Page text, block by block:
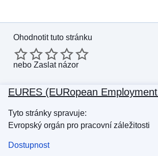
Ohodnotit tuto stránku
nebo Zaslat názor
EURES (EURopean
Tyto stránky spravuje:
Evropský orgán pro pracovní záležitosti
Dostupnost